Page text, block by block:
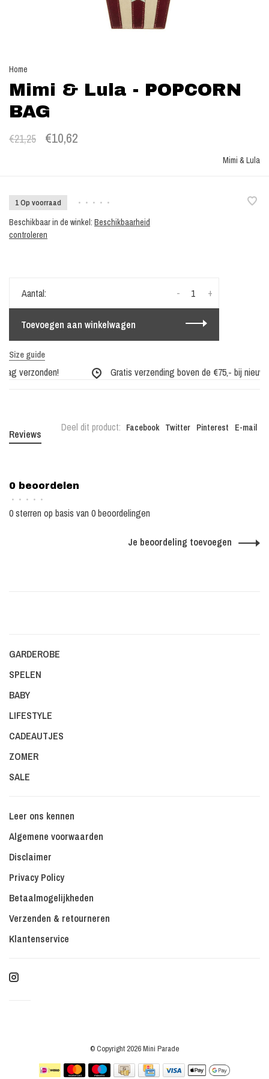
Home
Mimi & Lula - POPCORN
BAG
€21,25 €10,62
Mimi & Lula
1 Op voorraad • • • • •
Beschikbaar in de winkel: Beschikbaarheid
controleren
Aantal: +
-
Toevoegen aan winkelwagen
Size guide
verzonden! Gratis verzending boven de €75,- bij
Deel dit product: Facebook Twitter Pinterest E-mail
Reviews
0 beoordelen
• • • • •
0 sterren op basis van 0 beoordelingen
Je beoordeling toevoegen
GARDEROBE
SPELEN
BABY
LIFESTYLE
CADEAUTJES
ZOMER
SALE
Leer ons kennen
Algemene voorwaarden
Disclaimer
Privacy Policy
Betaalmogelijkheden
Verzenden & retourneren
Klantenservice
© Copyright 2026 Mini Parade